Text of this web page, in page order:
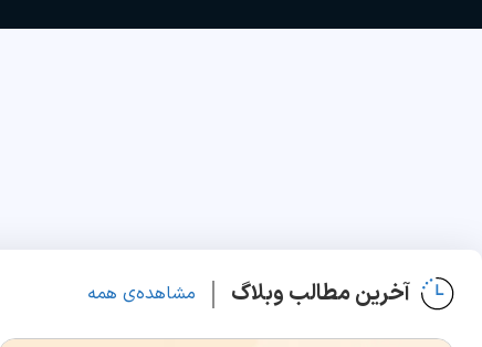
آخرین مطالب وبلاگ مشاهده‌ی همه